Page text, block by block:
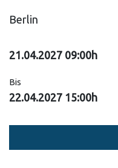
Berlin
21.04.2027 09:00h
Bis
22.04.2027 15:00h